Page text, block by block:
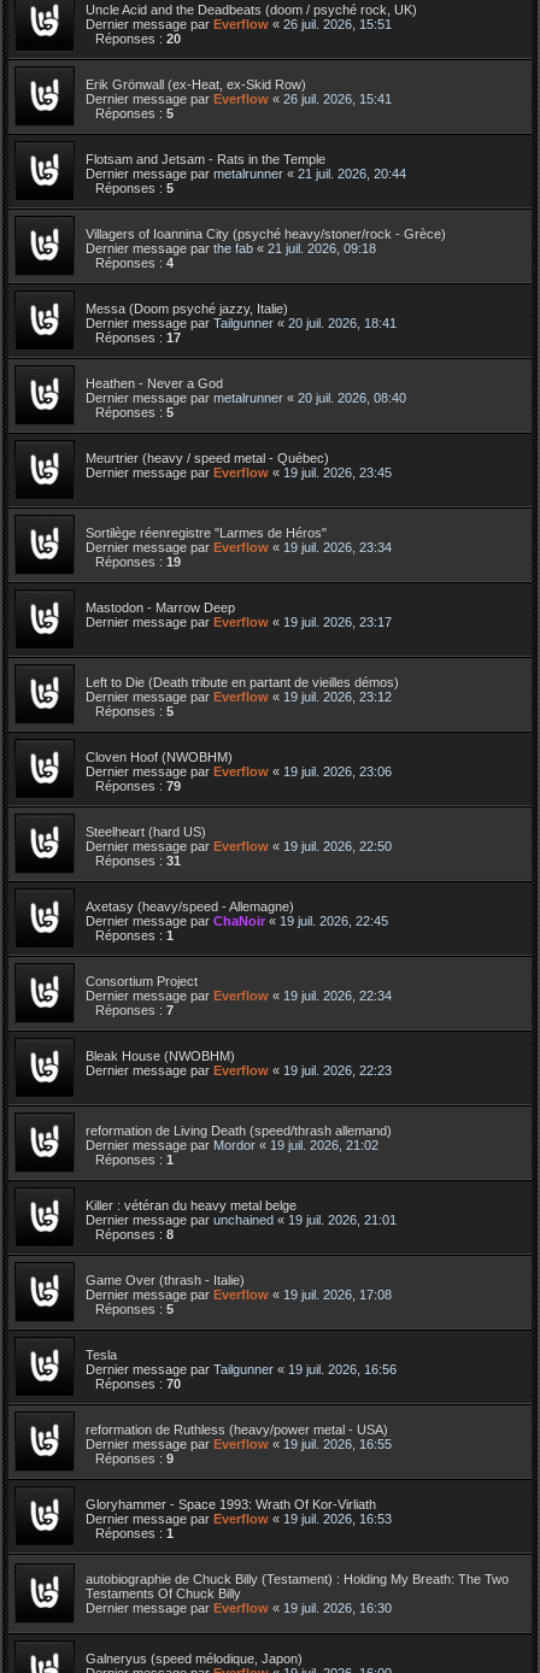
Uncle Acid and the Deadbeats (doom / psyché rock, UK)
Dernier message par Everflow « 26 juil. 2026, 15:51
Réponses : 20
Erik Grönwall (ex-Heat, ex-Skid Row)
Dernier message par Everflow « 26 juil. 2026, 15:41
Réponses : 5
Flotsam and Jetsam - Rats in the Temple
Dernier message par metalrunner « 21 juil. 2026, 20:44
Réponses : 5
Villagers of Ioannina City (psyché heavy/stoner/rock - Grèce)
Dernier message par the fab « 21 juil. 2026, 09:18
Réponses : 4
Messa (Doom psyché jazzy, Italie)
Dernier message par Tailgunner « 20 juil. 2026, 18:41
Réponses : 17
Heathen - Never a God
Dernier message par metalrunner « 20 juil. 2026, 08:40
Réponses : 5
Meurtrier (heavy / speed metal - Québec)
Dernier message par Everflow « 19 juil. 2026, 23:45
Sortilège réenregistre "Larmes de Héros"
Dernier message par Everflow « 19 juil. 2026, 23:34
Réponses : 19
Mastodon - Marrow Deep
Dernier message par Everflow « 19 juil. 2026, 23:17
Left to Die (Death tribute en partant de vieilles démos)
Dernier message par Everflow « 19 juil. 2026, 23:12
Réponses : 5
Cloven Hoof (NWOBHM)
Dernier message par Everflow « 19 juil. 2026, 23:06
Réponses : 79
Steelheart (hard US)
Dernier message par Everflow « 19 juil. 2026, 22:50
Réponses : 31
Axetasy (heavy/speed - Allemagne)
Dernier message par ChaNoir « 19 juil. 2026, 22:45
Réponses : 1
Consortium Project
Dernier message par Everflow « 19 juil. 2026, 22:34
Réponses : 7
Bleak House (NWOBHM)
Dernier message par Everflow « 19 juil. 2026, 22:23
reformation de Living Death (speed/thrash allemand)
Dernier message par Mordor « 19 juil. 2026, 21:02
Réponses : 1
Killer : vétéran du heavy metal belge
Dernier message par unchained « 19 juil. 2026, 21:01
Réponses : 8
Game Over (thrash - Italie)
Dernier message par Everflow « 19 juil. 2026, 17:08
Réponses : 5
Tesla
Dernier message par Tailgunner « 19 juil. 2026, 16:56
Réponses : 70
reformation de Ruthless (heavy/power metal - USA)
Dernier message par Everflow « 19 juil. 2026, 16:55
Réponses : 9
Gloryhammer - Space 1993: Wrath Of Kor-Virliath
Dernier message par Everflow « 19 juil. 2026, 16:53
Réponses : 1
autobiographie de Chuck Billy (Testament) : Holding My Breath: The Two
Testaments Of Chuck Billy
Dernier message par Everflow « 19 juil. 2026, 16:30
Galneryus (speed mélodique, Japon)